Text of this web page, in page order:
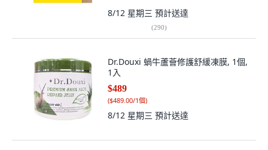
8/12 星期三 預計送達
(290)
Dr.Douxi 蝸牛蘆薈修護舒緩凍膜, 1個,
1入
$489
($489.00/1個)
8/12 星期三 預計送達